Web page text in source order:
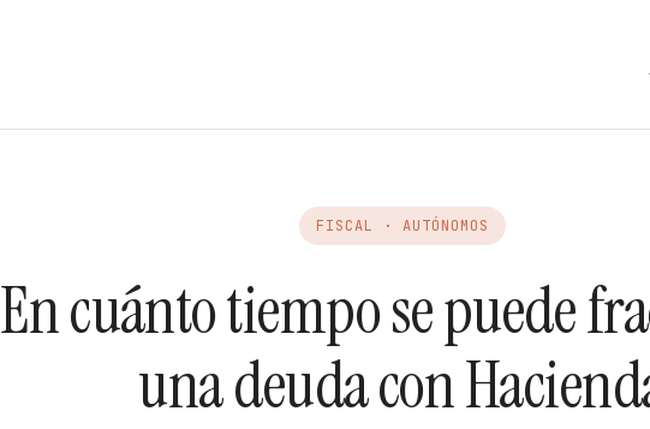
FISCAL · AUTÓNOMOS
En cuánto tiempo se puede
una deuda con